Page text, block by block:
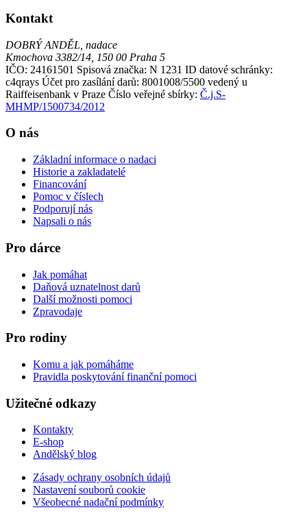
Kontakt
DOBRÝ ANDĚL, nadace
Kmochova 3382/14, 150 00 Praha 5
IČO: 24161501 Spisová značka: N 1231 ID datové schránky:
c4qrays Účet pro zasílání darů: 8001008/5500 vedený u
Raiffeisenbank v Praze Číslo veřejné sbírky: Č.j.S-
MHMP/1500734/2012
O nás
Základní informace o nadaci
Historie a zakladatelé
Financování
Pomoc v číslech
Podporují nás
Napsali o nás
Pro dárce
Jak pomáhat
Daňová uznatelnost darů
Další možnosti pomoci
Zpravodaje
Pro rodiny
Komu a jak pomáháme
Pravidla poskytování finanční pomoci
Užitečné odkazy
Kontakty
E-shop
Andělský blog
Zásady ochrany osobních údajů
Nastavení souborů cookie
Všeobecné nadační podmínky